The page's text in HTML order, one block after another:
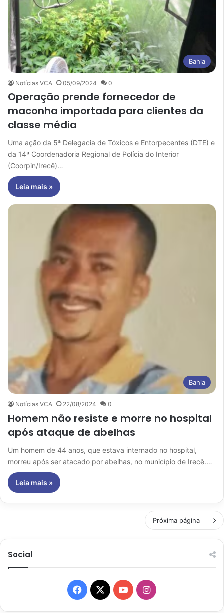
Bahia
Notícias VCA 05/09/2024 0
Operação prende fornecedor de
maconha importada para clientes da
classe média
Uma ação da 5ª Delegacia de Tóxicos e Entorpecentes (DTE) e
da 14ª Coordenadoria Regional de Polícia do Interior
(Coorpin/Irecê)…
Leia mais »
Bahia
Notícias VCA 22/08/2024 0
Homem não resiste e morre no hospital
após ataque de abelhas
Um homem de 44 anos, que estava internado no hospital,
morreu após ser atacado por abelhas, no município de Irecê.…
Leia mais »
Próxima página
Social
Facebook
X YouTubeInstagram